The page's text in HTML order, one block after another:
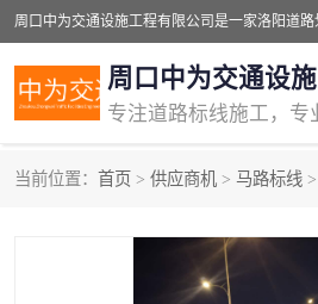
周口中为交通设
当前位置： 首页 > 供应商机 > 马路标线